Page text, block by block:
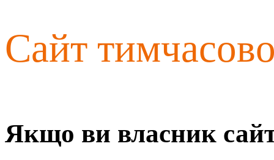
Сайт
Якщо ви власник